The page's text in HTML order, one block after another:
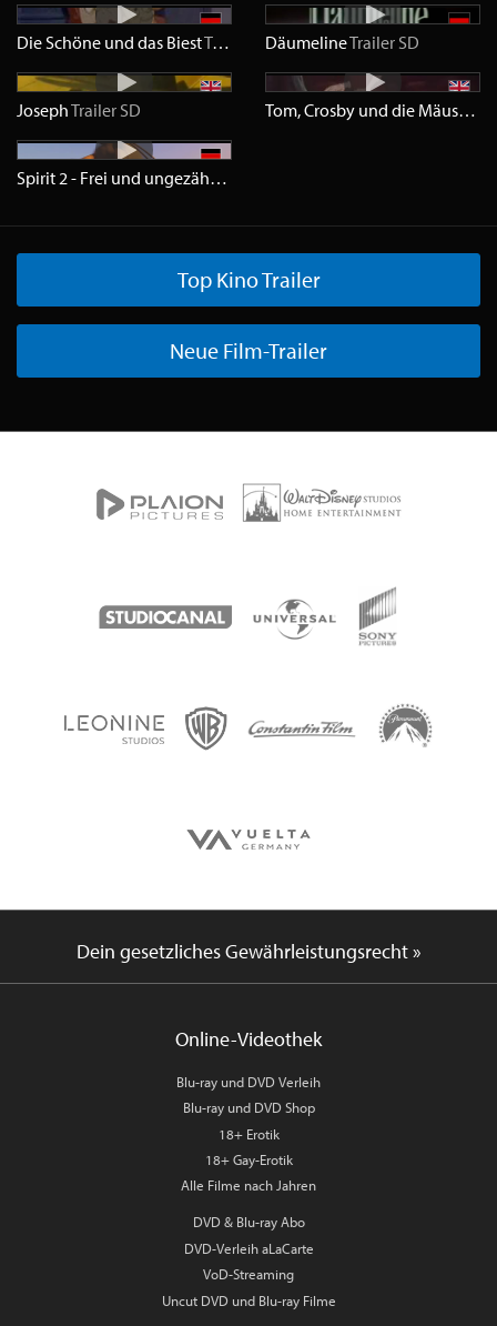
Die Schöne und das BiestTrailer SD
DäumelineTrailer SD
JosephTrailer SD Tom, Crosby und die Mäusebrigade
Spirit 2 - Frei und ungezähmt
Top Kino Trailer
Neue Film-Trailer
Dein gesetzliches Gewährleistungsrecht »
Online-Videothek
Blu-ray und DVD Verleih
Blu-ray und DVD Shop
18+ Erotik
18+ Gay-Erotik
Alle Filme nach Jahren
DVD & Blu-ray Abo
DVD-Verleih aLaCarte
VoD-Streaming
Uncut DVD und Blu-ray Filme